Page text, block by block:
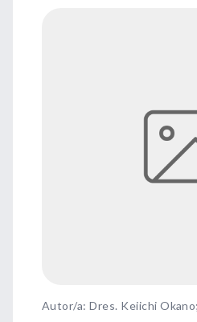
Autor/a: Dres. Keiichi